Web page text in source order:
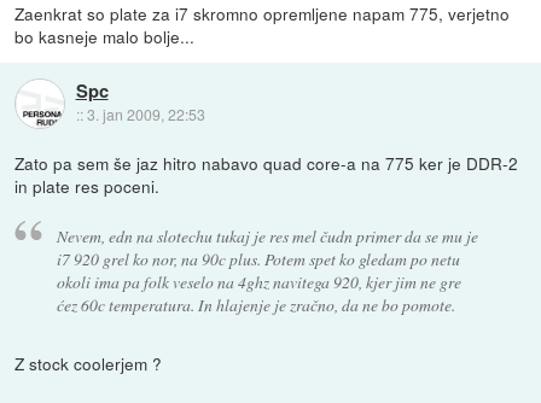
Zaenkrat so plate za i7 skromno opremljene napam 775, verjetno
bo kasneje malo bolje...
Spc
::3. jan 2009, 22:53
Zato pa sem še jaz hitro nabavo quad core-a na 775 ker je DDR-2
in plate res poceni.
Nevem, edn na slotechu tukaj je res mel čudn primer da se mu je
i7 920 grel ko nor, na 90c plus. Potem spet ko gledam po netu
okoli ima pa folk veselo na 4ghz navitega 920, kjer jim ne gre
ćez 60c temperatura. In hlajenje je zračno, da ne bo pomote.
Z stock coolerjem ?